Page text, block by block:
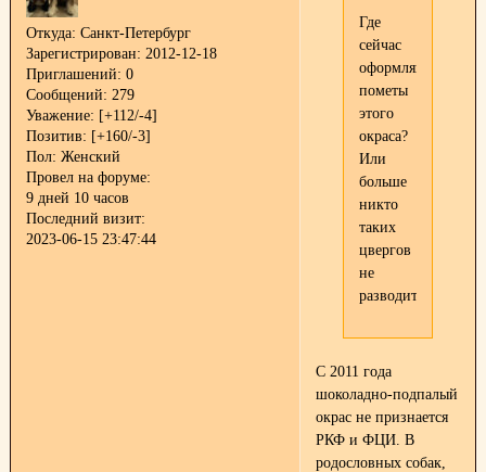
Откуда: Санкт-Петербург
Зарегистрирован: 2012-12-18
Приглашений: 0
Сообщений: 279
Уважение: [+112/-4]
Позитив: [+160/-3]
Пол: Женский
Провел на форуме:
9 дней 10 часов
Последний визит:
2023-06-15 23:47:44
Где
сейчас
оформляются
пометы
этого
окраса?
Или
больше
никто
таких
цвергов
не
разводит?
С 2011 года
шоколадно-подпалый
окрас не признается
РКФ и ФЦИ. В
родословных собак,